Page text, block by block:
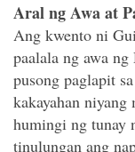
Aral ng Awa at
Ang kwento ni
paalala ng awa
pusong paglapit
kakayahan
humingi ng tunay
tinulungan ang